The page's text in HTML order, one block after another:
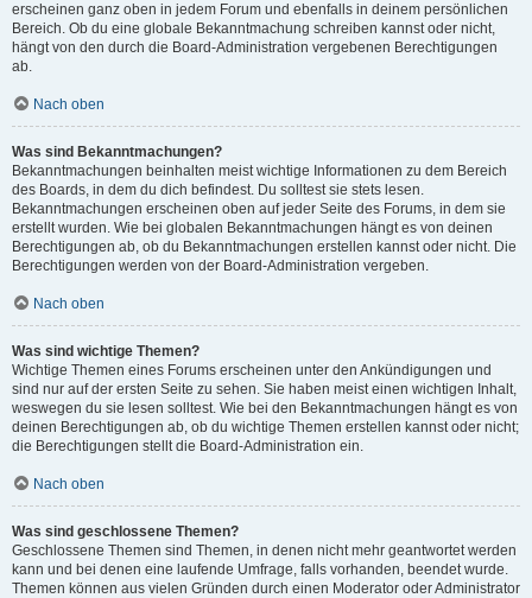
erscheinen ganz oben in jedem Forum und ebenfalls in deinem persönlichen
Bereich. Ob du eine globale Bekanntmachung schreiben kannst oder nicht,
hängt von den durch die Board-Administration vergebenen Berechtigungen
ab.
Nach oben
Was sind Bekanntmachungen?
Bekanntmachungen beinhalten meist wichtige Informationen zu dem Bereich
des Boards, in dem du dich befindest. Du solltest sie stets lesen.
Bekanntmachungen erscheinen oben auf jeder Seite des Forums, in dem sie
erstellt wurden. Wie bei globalen Bekanntmachungen hängt es von deinen
Berechtigungen ab, ob du Bekanntmachungen erstellen kannst oder nicht. Die
Berechtigungen werden von der Board-Administration vergeben.
Nach oben
Was sind wichtige Themen?
Wichtige Themen eines Forums erscheinen unter den Ankündigungen und
sind nur auf der ersten Seite zu sehen. Sie haben meist einen wichtigen Inhalt,
weswegen du sie lesen solltest. Wie bei den Bekanntmachungen hängt es von
deinen Berechtigungen ab, ob du wichtige Themen erstellen kannst oder nicht;
die Berechtigungen stellt die Board-Administration ein.
Nach oben
Was sind geschlossene Themen?
Geschlossene Themen sind Themen, in denen nicht mehr geantwortet werden
kann und bei denen eine laufende Umfrage, falls vorhanden, beendet wurde.
Themen können aus vielen Gründen durch einen Moderator oder Administrator